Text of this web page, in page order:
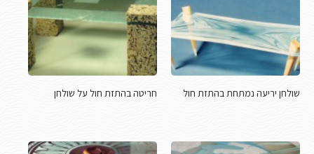
שולחן יריעה נמתחת בהתזת חול חריטה בהתזת חול על שולחן